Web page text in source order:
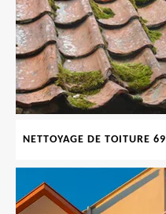
NETTOYAGE DE TOITURE 69